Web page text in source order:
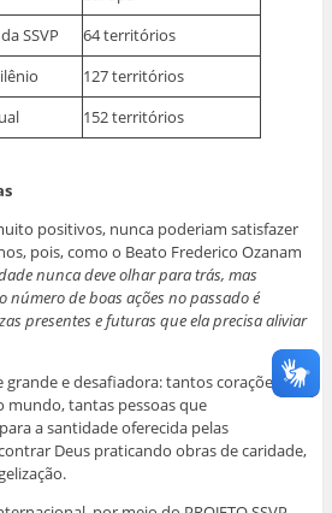
SSVP
64 territórios
127 territórios
152 territórios
positivos, nunca poderiam satisfazer
pois, como o Beato Frederico Ozanam
nunca deve olhar para trás, mas
número de boas ações no passado é
presentes e futuras que ela precisa aliviar
e desafiadora: tantos corações
mundo, tantas pessoas que
a santidade oferecida pelas
Deus praticando obras de caridade,